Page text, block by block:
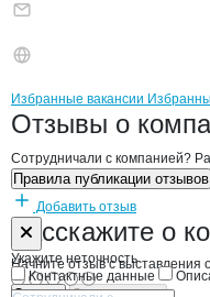
Бренды
Вакансии в
Избранные вакансии
Новости o
Отзывы о
Сотрудничали с компанией?
Правила публикации отзывов
Добавить отзыв
Расскажите о
Начните отзыв с выставления
Форма
Укажите неточность
Контактные данные